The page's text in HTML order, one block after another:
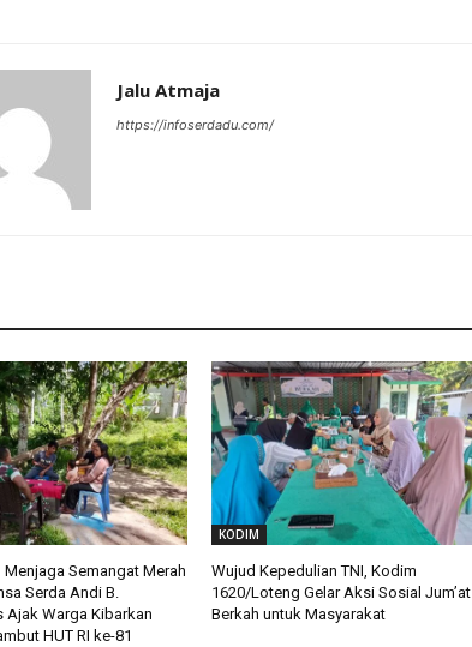
Jalu Atmaja
https://infoserdadu.com/
Menjaga Semangat Merah
Serda Andi B.
Ajak Warga Kibarkan
HUT RI ke-81
KODIM
Wujud Kepedulian TNI, Kodim
1620/Loteng Gelar Aksi Sosial Jum’at
Berkah untuk Masyarakat